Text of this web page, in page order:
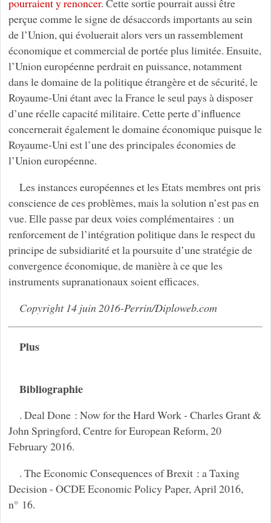
pourraient y renoncer. Cette sortie pourrait aussi être
perçue comme le signe de désaccords importants au sein
de l’Union, qui évoluerait alors vers un rassemblement
économique et commercial de portée plus limitée. Ensuite,
l’Union européenne perdrait en puissance, notamment
dans le domaine de la politique étrangère et de sécurité, le
Royaume-Uni étant avec la France le seul pays à disposer
d’une réelle capacité militaire. Cette perte d’influence
concernerait également le domaine économique puisque le
Royaume-Uni est l’une des principales économies de
l’Union européenne.
Les instances européennes et les Etats membres ont pris
conscience de ces problèmes, mais la solution n’est pas en
vue. Elle passe par deux voies complémentaires : un
renforcement de l’intégration politique dans le respect du
principe de subsidiarité et la poursuite d’une stratégie de
convergence économique, de manière à ce que les
instruments supranationaux soient efficaces.
Copyright 14 juin 2016-Perrin/Diploweb.com
Plus
Bibliographie
. Deal Done : Now for the Hard Work - Charles Grant &
John Springford, Centre for European Reform, 20
February 2016.
. The Economic Consequences of Brexit : a Taxing
Decision - OCDE Economic Policy Paper, April 2016,
n° 16.